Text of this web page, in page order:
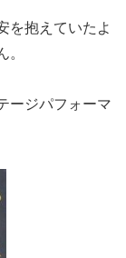
を抱えていたよ
。
ージパフォーマ